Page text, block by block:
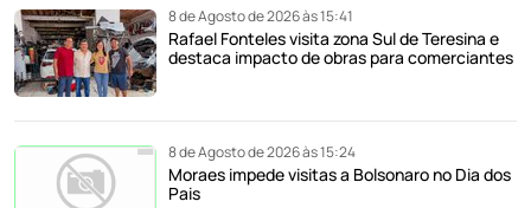
8 de Agosto de 2026 às 15:41
Rafael Fonteles visita zona Sul de Teresina e
destaca impacto de obras para comerciantes
8 de Agosto de 2026 às 15:24
Moraes impede visitas a Bolsonaro no Dia dos
Pais